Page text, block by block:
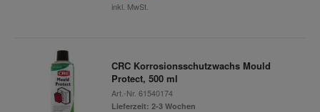
inkl. MwSt.
CRC Korrosionsschutzwachs Mould
Protect, 500 ml
Art.-Nr. 61540174
Lieferzeit: 2-3 Wochen